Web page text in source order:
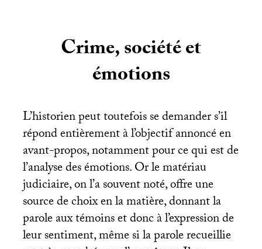
Crime, société et
émotions
L’historien peut toutefois se demander s’il
répond entièrement à l’objectif annoncé en
avant-propos, notamment pour ce qui est de
l’analyse des émotions. Or le matériau
judiciaire, on l’a souvent noté, offre une
source de choix en la matière, donnant la
parole aux témoins et donc à l’expression de
leur sentiment, même si la parole recueillie